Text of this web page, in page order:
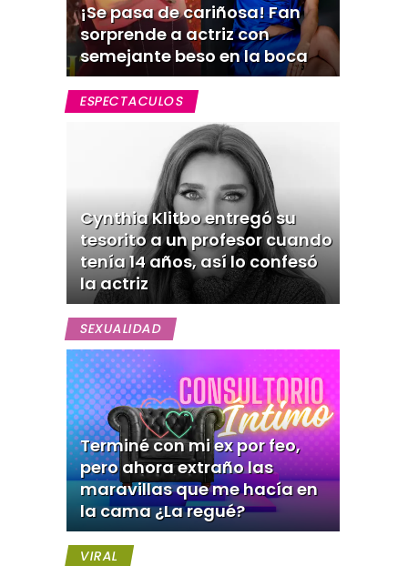
¡Se pasa de cariñosa! Fan
sorprende a actriz con
semejante beso en la boca
ESPECTACULOS
Cynthia Klitbo entregó su
tesorito a un profesor cuando
tenía 14 años, así lo confesó
la actriz
SEXUALIDAD
Terminé con mi ex por feo,
pero ahora extraño las
maravillas que me hacía en
la cama ¿La regué?
VIRAL